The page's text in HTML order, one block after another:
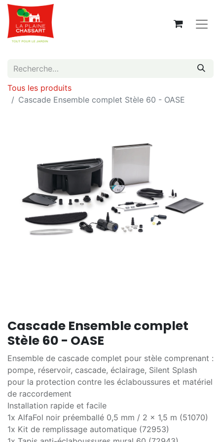
Tous les produits
Cascade Ensemble complet Stèle 60 - OASE
Cascade Ensemble complet
Stèle 60 - OASE
Ensemble de cascade complet pour stèle comprenant :
pompe, réservoir, cascade, éclairage, Silent Splash
pour la protection contre les éclaboussures et matériel
de raccordement
Installation rapide et facile
1x AlfaFol noir préemballé 0,5 mm / 2 x 1,5 m (51070)
1x Kit de remplissage automatique (72953)